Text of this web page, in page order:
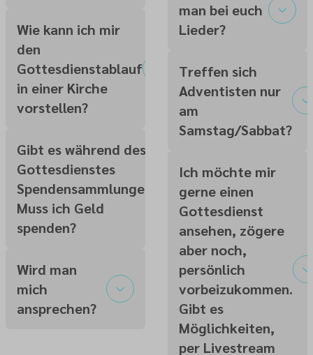
Wie kann ich mir
den
Gottesdienstablauf
in einer Kirche
vorstellen?
Gibt es während des
Gottesdienstes
Spendensammlungen?
Muss ich Geld
spenden?
Wird man
mich
ansprechen?
man bei euch
Lieder?
Treffen sich
Adventisten nur
am
Samstag/Sabbat?
Ich möchte mir
gerne einen
Gottesdienst
ansehen, zögere
aber noch,
persönlich
vorbeizukommen.
Gibt es
Möglichkeiten,
per Livestream